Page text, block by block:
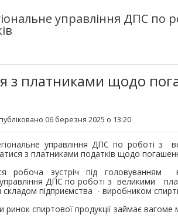
управління ДПС по
з платниками щодо
06 березня 2025 о 13:20
управління ДПС по роботі з
з платниками податків щодо
робоча зустріч під головуванням
управління ДПС по роботі з великими
підприємства - виробником
ринок спиртової продукції займає вагоме